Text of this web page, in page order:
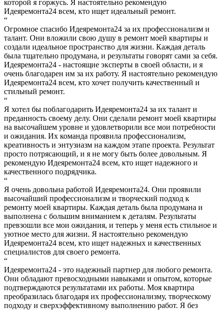
которой я горжусь. Я настоятельно рекомендую
Идеяремонта24 всем, кто ищет идеальный ремонт.
“
Огромное спасибо Идеяремонта24 за их профессионализм и
талант. Они вложили свою душу в ремонт моей квартиры и
создали идеальное пространство для жизни. Каждая деталь
была тщательно продумана, и результаты говорят сами за себя.
Идеяремонта24 - настоящие эксперты в своей области, и я
очень благодарен им за их работу. Я настоятельно рекомендую
Идеяремонта24 всем, кто хочет получить качественный и
стильный ремонт.
“
Я хотел бы поблагодарить Идеяремонта24 за их талант и
преданность своему делу. Они сделали ремонт моей квартиры
на высочайшем уровне и удовлетворили все мои потребности
и ожидания. Их команда проявила профессионализм,
креативность и энтузиазм на каждом этапе проекта. Результат
просто потрясающий, и я не могу быть более довольным. Я
рекомендую Идеяремонта24 всем, кто ищет надежного и
качественного подрядчика.
“
Я очень довольна работой Идеяремонта24. Они проявили
высочайший профессионализм и творческий подход к
ремонту моей квартиры. Каждая деталь была продумана и
выполнена с большим вниманием к деталям. Результаты
превзошли все мои ожидания, и теперь у меня есть стильное и
уютное место для жизни. Я настоятельно рекомендую
Идеяремонта24 всем, кто ищет надежных и качественных
специалистов для своего ремонта.
“
Идеяремонта24 - это надежный партнер для любого ремонта.
Они обладают превосходными навыками и опытом, которые
подтверждаются результатами их работы. Моя квартира
преобразилась благодаря их профессионализму, творческому
подходу и сверхэффективному выполнению работ. Я без